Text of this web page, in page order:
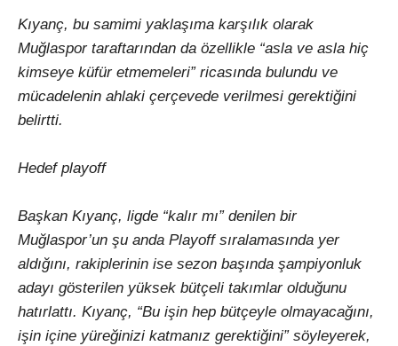
Kıyanç, bu samimi yaklaşıma karşılık olarak
Muğlaspor taraftarından da özellikle “asla ve asla hiç
kimseye küfür etmemeleri” ricasında bulundu ve
mücadelenin ahlaki çerçevede verilmesi gerektiğini
belirtti.
Hedef playoff
Başkan Kıyanç, ligde “kalır mı” denilen bir
Muğlaspor’un şu anda Playoff sıralamasında yer
aldığını, rakiplerinin ise sezon başında şampiyonluk
adayı gösterilen yüksek bütçeli takımlar olduğunu
hatırlattı. Kıyanç, “Bu işin hep bütçeyle olmayacağını,
işin içine yüreğinizi katmanız gerektiğini” söyleyerek,